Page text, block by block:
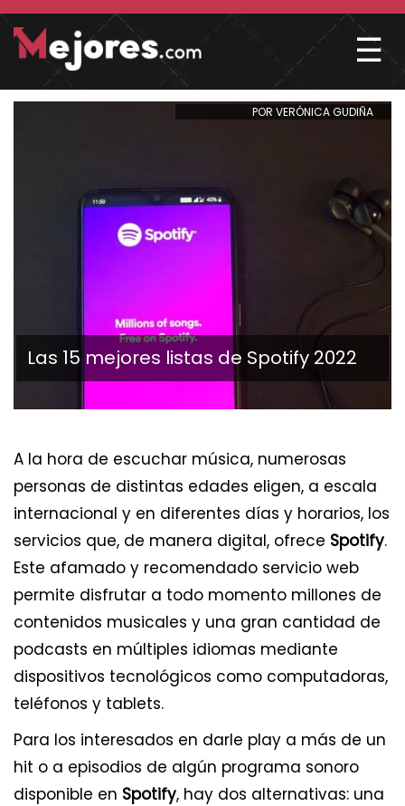
☰
POR VERÓNICA GUDIÑA
Las 15 mejores listas de Spotify 2022
A la hora de escuchar música, numerosas
personas de distintas edades eligen, a escala
internacional y en diferentes días y horarios, los
servicios que, de manera digital, ofrece Spotify.
Este afamado y recomendado servicio web
permite disfrutar a todo momento millones de
contenidos musicales y una gran cantidad de
podcasts en múltiples idiomas mediante
dispositivos tecnológicos como computadoras,
teléfonos y tablets.
Para los interesados en darle play a más de un
hit o a episodios de algún programa sonoro
disponible en Spotify, hay dos alternativas: una